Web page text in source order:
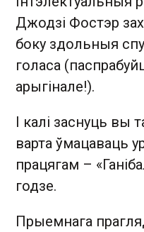
Джодзі Фостэр
боку здольныя
голаса
арыгінале!).
І калі заснуць вы
варта ўмацаваць
працягам –
годзе.
Прыемнага